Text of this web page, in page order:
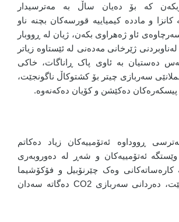
کە بۆ دەیان ساڵ بە مەترسیدار
کانزا و ماددە کیمیاییە قورسەکان بچنە ناو
ئاو ژەهراوی بکەن، ژیان لە ڕووبار
ژێرخانی مەدەنی لە ئێستاوە زیاتر
دەستیان بە ئاوی پاک ڕاناگات، خاکی
سەربازی چیتر بۆ کشتوکاڵ ناگونجێت،
دەکێشن و کۆیان دەکەنەوە.
ڕووداوە ئەتۆمییەکان زیاد دەکاتم
ئەتۆمییەکان و شەڕ لە دەوروبەری
کارەساتەکانی وەک چێرنۆبیل و فۆکۆشیما
بەدوای خۆیدا بهێنێت، دەردانی سەربازی CO2 دەگاتە سەدان